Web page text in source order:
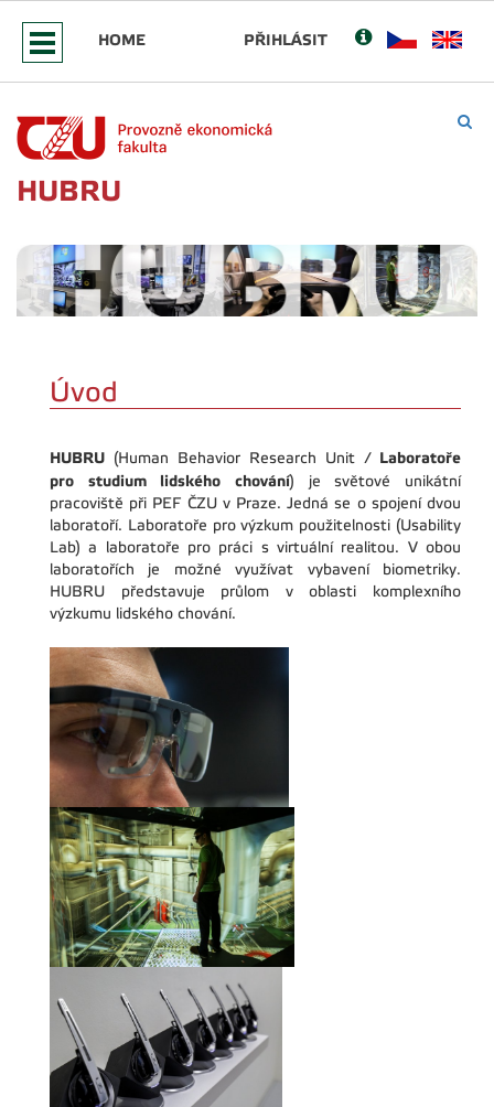
HOME PŘIHLÁSIT
HUBRU
Úvod
HUBRU (Human Behavior Research Unit / Laboratoře
pro studium lidského chování) je světové unikátní
pracoviště při PEF ČZU v Praze. Jedná se o spojení dvou
laboratoří. Laboratoře pro výzkum použitelnosti (Usability
Lab) a laboratoře pro práci s virtuální realitou. V obou
laboratořích je možné využívat vybavení biometriky.
HUBRU představuje průlom v oblasti komplexního
výzkumu lidského chování.